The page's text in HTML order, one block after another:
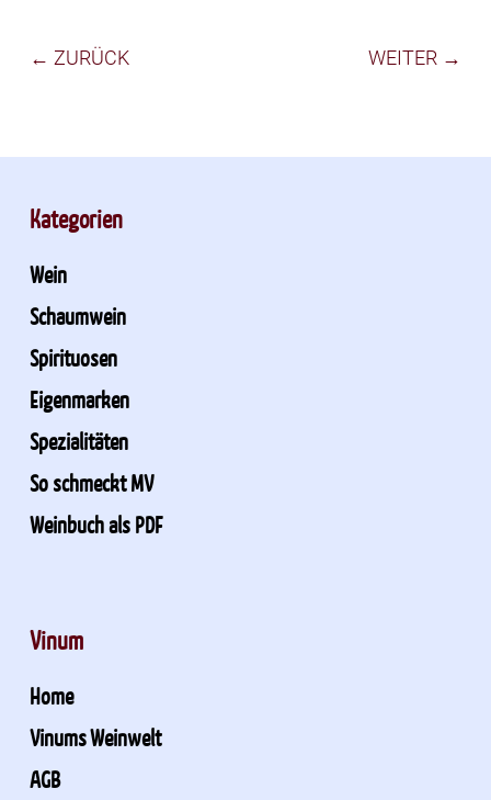
← ZURÜCK WEITER →
Kategorien
Wein
Schaumwein
Spirituosen
Eigenmarken
Spezialitäten
So schmeckt MV
Weinbuch als PDF
Vinum
Home
Vinums Weinwelt
AGB